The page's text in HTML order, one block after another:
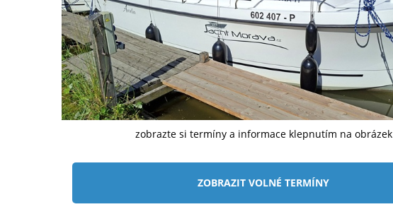
zobrazte si termíny a informace klepnutím na obrázek
ZOBRAZIT VOLNÉ TERMÍNY